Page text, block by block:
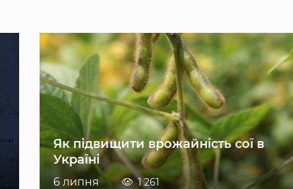
Як підвищити врожайність сої в
Україні
6 липня 1 261